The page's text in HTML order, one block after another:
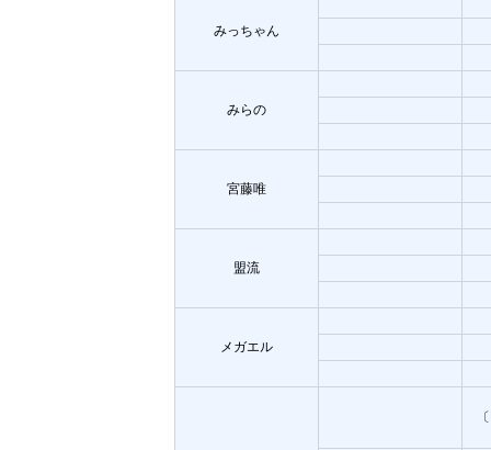
みっちゃん
みらの
宮藤唯
盟流
メガエル